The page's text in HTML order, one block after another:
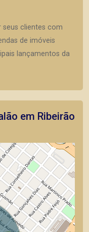
clientes com
de imóveis
lançamentos da
em Ribeirão